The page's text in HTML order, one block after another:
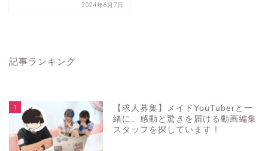
2024年6月7日
記事ランキング
1
【求人募集】メイドYouTuberと一
緒に、感動と驚きを届ける動画編集
スタッフを探しています！